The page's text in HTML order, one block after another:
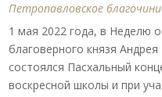
Петропавловское
1 мая 2022 года, в Неделю
благоверного князя
состоялся Пасхальный
воскресной школы и при